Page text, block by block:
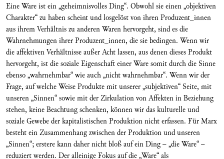
Eine Ware ist ein „geheimnisvolles Ding“. Obwohl sie einen „objektiven
Charakter“ zu haben scheint und losgelöst von ihren Produzent_innen
aus ihrem Verhältnis zu anderen Waren hervorgeht, sind es die
Wahrnehmungen ihrer Produzent_innen, die sie bedingen. Wenn wir
die affektiven Verhältnisse außer Acht lassen, aus denen dieses Produkt
hervorgeht, ist die soziale Eigenschaft einer Ware somit durch die Sinne
ebenso „wahrnehmbar“ wie auch „nicht wahrnehmbar“. Wenn wir der
Frage, auf welche Weise Produkte mit unserer „subjektiven“ Seite, mit
unseren „Sinnen“ sowie mit der Zirkulation von Affekten in Beziehung
stehen, keine Beachtung schenken, können wir das kulturelle und
soziale Gewebe der kapitalistischen Produktion nicht erfassen. Für Marx
besteht ein Zusammenhang zwischen der Produktion und unseren
„Sinnen“; erstere kann daher nicht bloß auf ein Ding – „die Ware“ –
reduziert werden. Der alleinige Fokus auf die „Ware“ als